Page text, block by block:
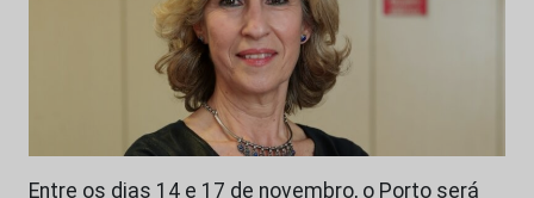
Entre os dias 14 e 17 de novembro, o Porto será